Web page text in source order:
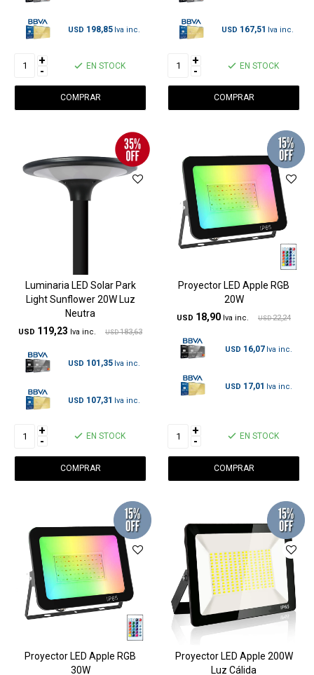
USD 198,85
+
- EN STOCK
USD 167,51
+
- EN STOCK
Luminaria LED Solar Park
Light Sunflower 20W Luz
Neutra
USD 119,23 USD 183,63
USD 101,35
USD 107,31
+
- EN STOCK
Proyector LED Apple RGB
20W
USD 18,90 USD 22,24
USD 16,07
USD 17,01
+
- EN STOCK
Proyector LED Apple RGB
30W
Proyector LED Apple 200W
Luz Cálida